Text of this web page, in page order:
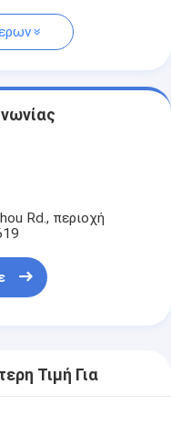
Rd., περιοχή
Τιμή Για